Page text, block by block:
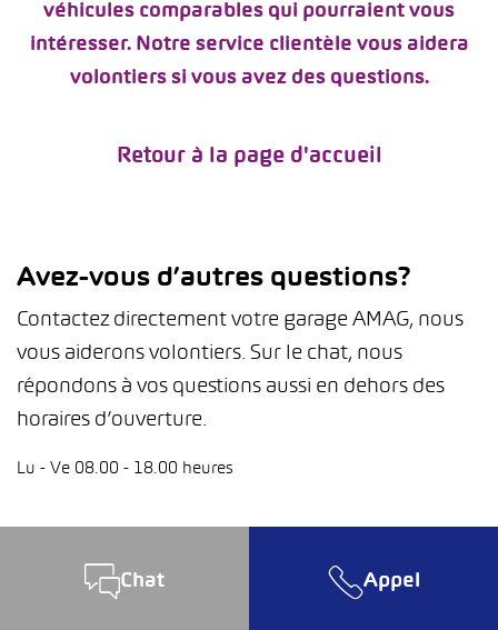
véhicules comparables qui pourraient vous
intéresser. Notre service clientèle vous aidera
volontiers si vous avez des questions.
Retour à la page d'accueil
Avez-vous d’autres questions?
Contactez directement votre garage AMAG, nous
vous aiderons volontiers. Sur le chat, nous
répondons à vos questions aussi en dehors des
horaires d’ouverture.
Lu - Ve 08.00 - 18.00 heures
Chat Appel